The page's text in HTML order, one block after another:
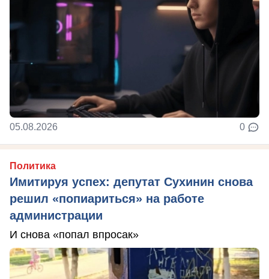
05.08.2026 0
Политика
Имитируя успех: депутат Сухинин снова
решил «попиариться» на работе
администрации
И снова «попал впросак»